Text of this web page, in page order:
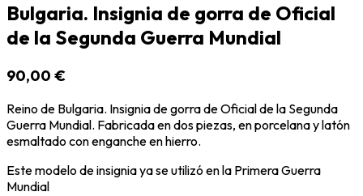
Bulgaria. Insignia de gorra de Oficial
de la Segunda Guerra Mundial
90,00 €
Reino de Bulgaria. Insignia de gorra de Oficial de la Segunda
Guerra Mundial. Fabricada en dos piezas, en porcelana y latón
esmaltado con enganche en hierro.
Este modelo de insignia ya se utilizó en la Primera Guerra
Mundial